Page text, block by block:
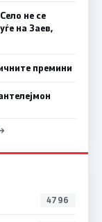
не се
на Заев,
премини
4796